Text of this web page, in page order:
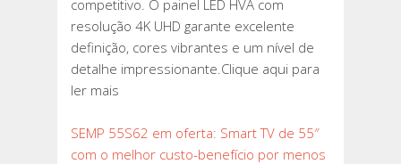
competitivo. O painel LED HVA com
resolução 4K UHD garante excelente
definição, cores vibrantes e um nível de
detalhe impressionante.Clique aqui para
ler mais
SEMP 55S62 em oferta: Smart TV de 55″
com o melhor custo-benefício por menos